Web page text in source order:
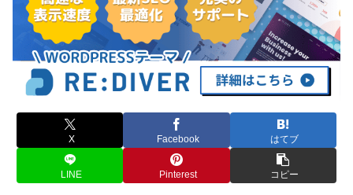
X Facebook はてブ
LINE Pinterest コピー